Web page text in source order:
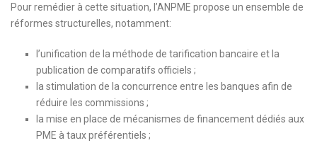
Pour remédier à cette situation, l’ANPME propose un ensemble de
réformes structurelles, notamment:
l’unification de la méthode de tarification bancaire et la
publication de comparatifs officiels ;
la stimulation de la concurrence entre les banques afin de
réduire les commissions ;
la mise en place de mécanismes de financement dédiés aux
PME à taux préférentiels ;